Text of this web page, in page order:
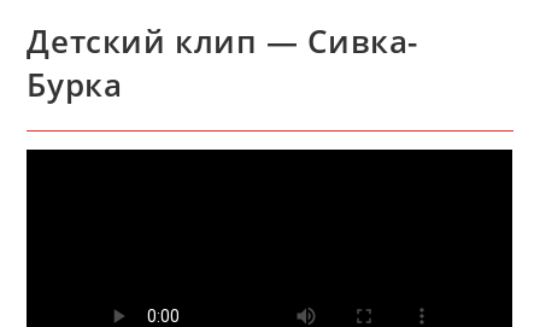
Детский клип — Сивка-
Бурка